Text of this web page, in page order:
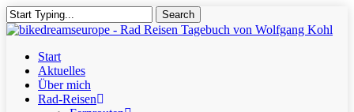
Skip
to
content
Search
Close
Menu
Start
Aktuelles
Über mich
Rad-Reisen